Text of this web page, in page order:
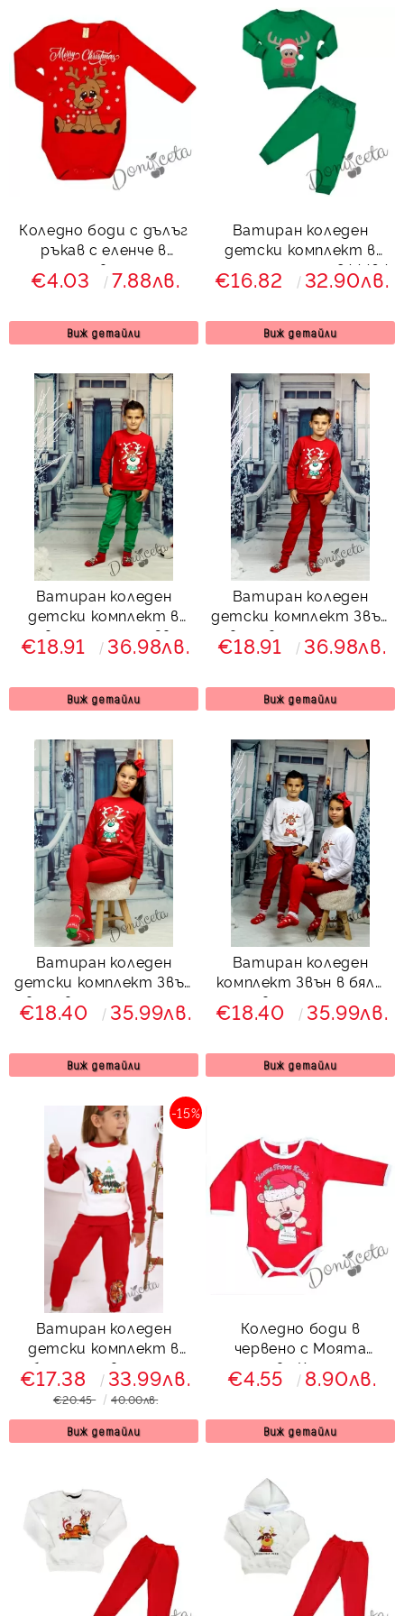
Коледно боди с дълъг
ръкав с еленче в
червено
€4.03 7.88лв.
Виж детайли
Ватиран коледен
детски комплект в
зелено с еленче 844464
€16.82 32.90лв.
Виж детайли
Ватиран коледен
детски комплект в
червено и зелено Звън
с елен 7225364
€18.91 36.98лв.
Виж детайли
Ватиран коледен
детски комплект Звън
в червено с еленче
7123441
€18.91 36.98лв.
Виж детайли
Ватиран коледен
детски комплект Звън
в червено с еленче и
клин с ръб 8133423
€18.40 35.99лв.
Виж детайли
Ватиран коледен
комплект Звън в бяло
и червено с еленче и
клин с ръб 883524 за
€18.40 35.99лв.
Виж детайли
Ватиран коледен
детски комплект в
бяло и червено със
сърничка, катеричка и
зайче
-15%
€17.38 33.99лв.
€20.45 40.00лв.
Виж детайли
Коледно боди в
червено с Моята
първа Коледа
€4.55 8.90лв.
Виж детайли